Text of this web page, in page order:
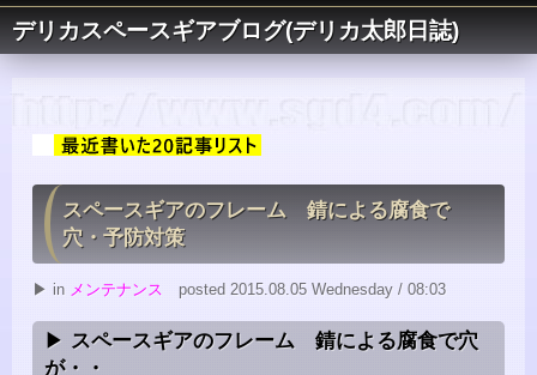
デリカスペースギアブログ(デリカ太郎日誌)
スペースギアのフレーム 錆による腐食で
穴・予防対策
▶ in メンテナンス posted 2015.08.05 Wednesday / 08:03
スペースギアのフレーム 錆による腐食で穴
が・・